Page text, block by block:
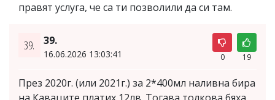
правят услуга, че са ти позволили да си там.
39. 39.
16.06.2026 13:03:41 0 19
През 2020г. (или 2021г.) за 2*400мл наливна бира